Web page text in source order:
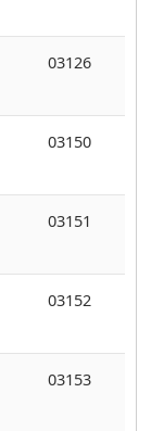
03126
03150
03151
03152
03153